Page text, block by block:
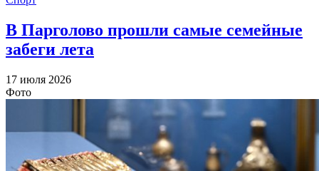
В Парголово прошли самые семейные
забеги лета
17 июля 2026
Фото